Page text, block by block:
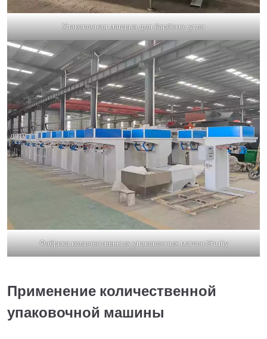
Упаковочная машина для барбекю-угля
Фабрика количественных упаковочных машин Shuliy
Применение количественной
упаковочной машины